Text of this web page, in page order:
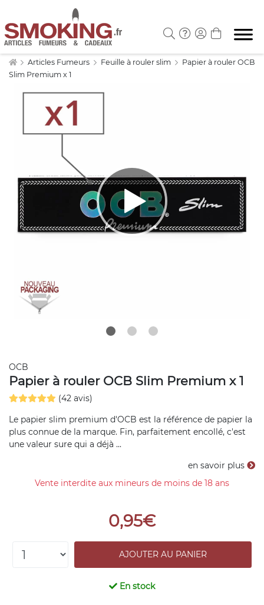
Articles Fumeurs Feuille à rouler slim
Papier à rouler OCB
Slim Premium x 1
OCB
Papier à rouler OCB Slim Premium x 1
(42 avis)
Le papier slim premium d'OCB est la référence de papier la
plus connue de la marque. Fin, parfaitement encollé, c'est
une valeur sure qui a déjà ...
en savoir plus
Vente interdite aux mineurs de moins de 18 ans
0,95€
En stock